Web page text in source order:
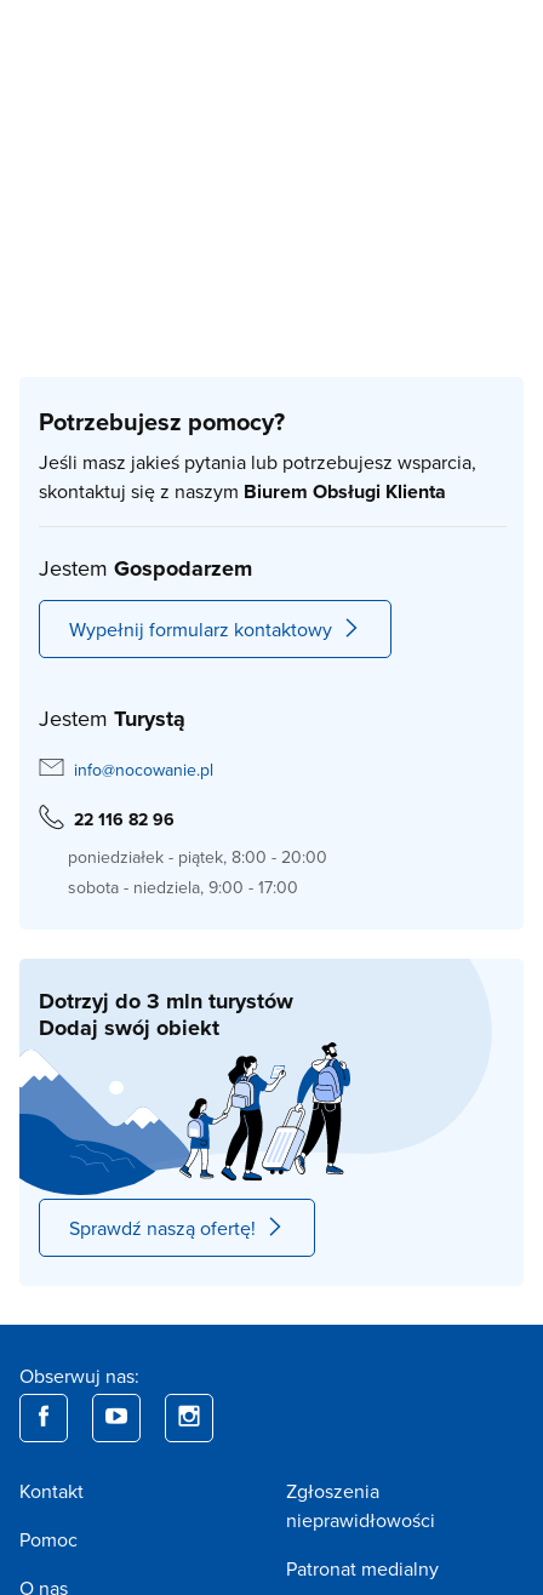
Potrzebujesz pomocy?
Jeśli masz jakieś pytania lub potrzebujesz wsparcia,
skontaktuj się z naszym Biurem Obsługi Klienta
Jestem Gospodarzem
Wypełnij formularz kontaktowy
Jestem Turystą
info@nocowanie.pl
22 116 82 96
poniedziałek - piątek, 8:00 - 20:00
sobota - niedziela, 9:00 - 17:00
Dotrzyj do 3 mln turystów
Dodaj swój obiekt
Sprawdź naszą ofertę!
Obserwuj nas:
Kontakt
Pomoc
O nas
Zgłoszenia
nieprawidłowości
Patronat medialny